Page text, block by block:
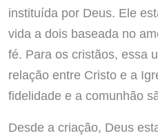
instituída por Deus. Ele
vida a dois baseada no
fé. Para os cristãos, essa
relação entre Cristo e a
fidelidade e a comunhão
Desde a criação, Deus